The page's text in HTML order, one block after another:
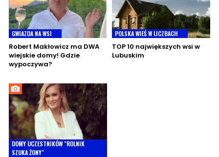
GWIAZDA NA WSI
Robert Makłowicz ma DWA
wiejskie domy! Gdzie
wypoczywa?
POLSKA WIEŚ W LICZBACH
TOP 10 największych wsi w
Lubuskim
DOMY UCZESTNIKÓW "ROLNIK
SZUKA ŻONY"